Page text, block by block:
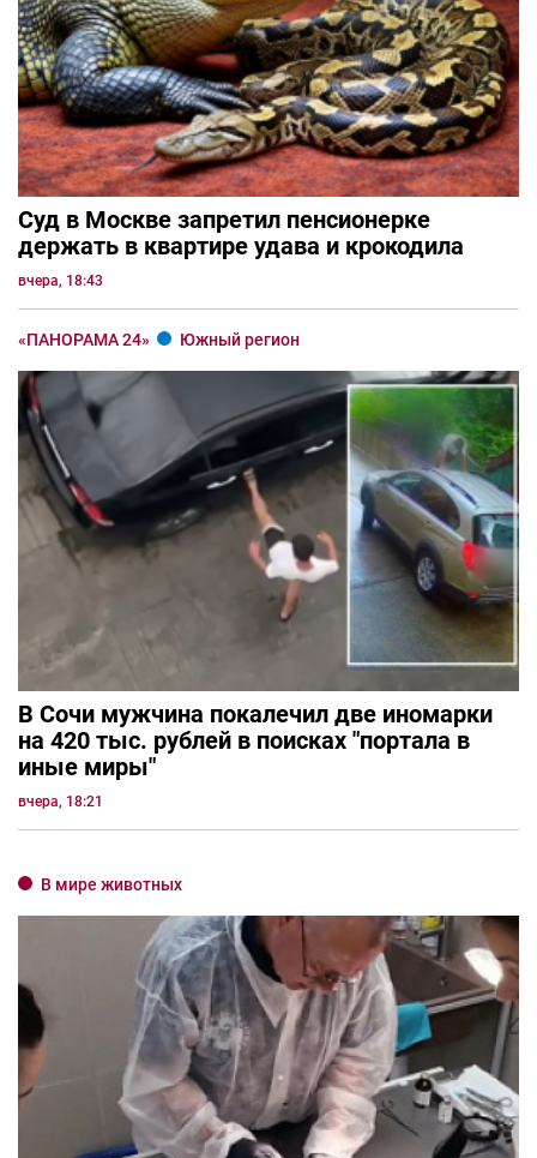
Суд в Москве запретил пенсионерке
держать в квартире удава и крокодила
вчера, 18:43
«ПАНОРАМА 24» Южный регион
В Сочи мужчина покалечил две иномарки
на 420 тыс. рублей в поисках "портала в
иные миры"
вчера, 18:21
В мире животных